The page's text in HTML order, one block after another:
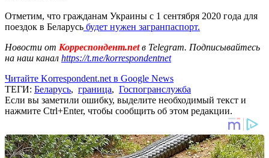
Отметим, что гражданам Украины с 1 сентября 2020 года для
поездок в Беларусь будет нужен загранпаспорт.
Новости от Корреспондент.netв Telegram. Подписывайтесь
на наш канал https://t.me/korrespondentnet
Читайте Korrespondent.net в Google News
ТЕГИ: Беларусь, граница, Госпогранслужба
Если вы заметили ошибку, выделите необходимый текст и
нажмите Ctrl+Enter, чтобы сообщить об этом редакции.